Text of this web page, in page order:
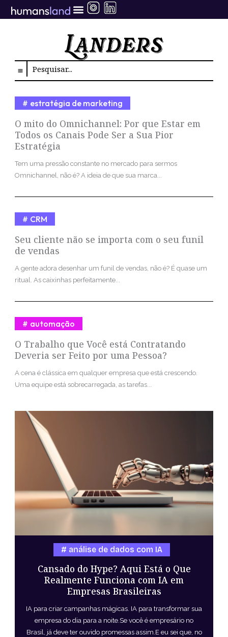
para
Search
O mito do Omnichannel: Por que Estar em
Todos os Canais Pode Ser a Sua Pior
Estratégia
estratégia de marketing
Tem uma pressão constante no mercado para sermos
Omnichannel, não é? A ideia de que sua marca...
Seu cliente não se importa com o seu funil
de vendas
CRM
A gente adora desenhar um funil de vendas, não é? É quase um
ritual. As caixinhas perfeitamente...
O Trabalho que Você está Contratando
Deveria ser Feito por uma Pessoa?
automação
A cena é clássica em qualquer empresa que está crescendo.
Uma equipe está sobrecarregada, as tarefas...
Cansado do Hype? Aqui Está o Que
Realmente Funciona com IA em
Empresas Brasileiras
análise de dados com IA
IA para criar campanhas mágicas. IA para transformar sua
empresa do dia para a noite.Se você é empresário no
Brasil, já deve ter ouvido promessas assim.E eu sei que, no